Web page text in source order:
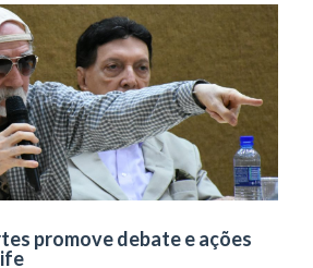
promove debate e ações